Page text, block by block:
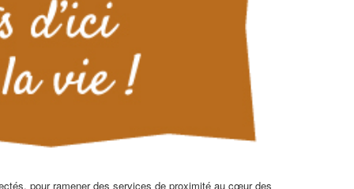
pour ramener des services de proximité au cœur des